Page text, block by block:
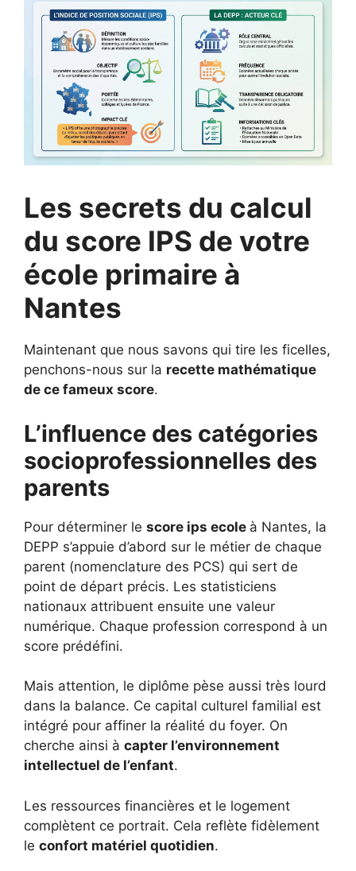
Les secrets du calcul
du score IPS de votre
école primaire à
Nantes
Maintenant que nous savons qui tire les ficelles,
penchons-nous sur la recette mathématique
de ce fameux score.
L’influence des catégories
socioprofessionnelles des
parents
Pour déterminer le score ips ecole à Nantes, la
DEPP s’appuie d’abord sur le métier de chaque
parent (nomenclature des PCS) qui sert de
point de départ précis. Les statisticiens
nationaux attribuent ensuite une valeur
numérique. Chaque profession correspond à un
score prédéfini.
Mais attention, le diplôme pèse aussi très lourd
dans la balance. Ce capital culturel familial est
intégré pour affiner la réalité du foyer. On
cherche ainsi à capter l’environnement
intellectuel de l’enfant.
Les ressources financières et le logement
complètent ce portrait. Cela reflète fidèlement
le confort matériel quotidien.